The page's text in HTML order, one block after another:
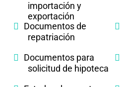
importación y
exportación
Documentos de
repatriación
Documentos para
solicitud de hipoteca